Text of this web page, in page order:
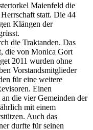
Maienfeld die
statt. Die 44
Klängen der
die Traktanden. Das
die von Monica Gort
2011 wurden ohne
Vorstandsmitglieder
für eine weitere
Einen
die vier Gemeinden der
mit einem
Auch das
durfte für seinen